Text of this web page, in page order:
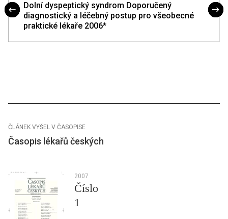
Dolní dyspeptický syndrom Doporučený
diagnostický a léčebný postup pro všeobecné
praktické lékaře 2006*
ČLÁNEK VYŠEL V ČASOPISE
Časopis lékařů českých
2007
Číslo
1